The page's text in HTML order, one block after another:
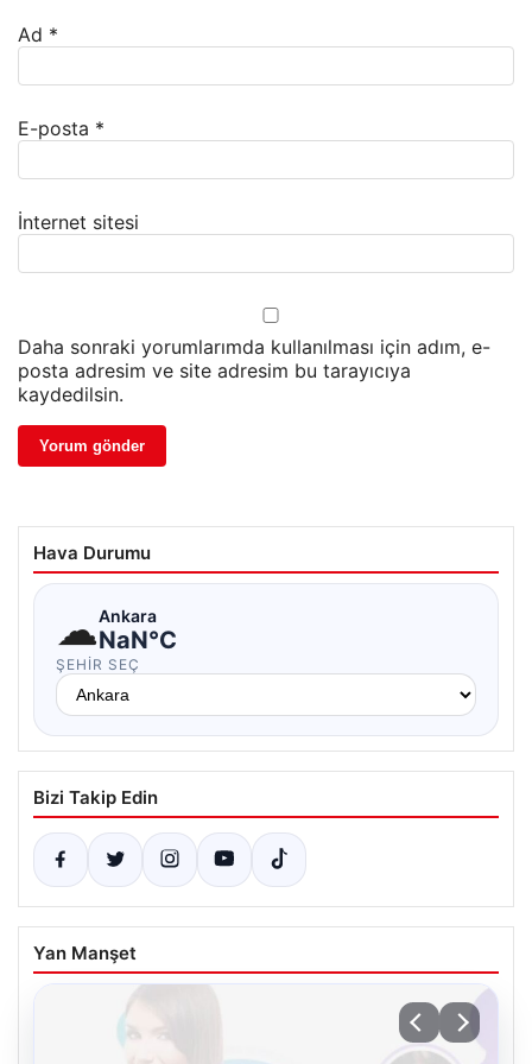
Ad *
E-posta *
İnternet sitesi
Daha sonraki yorumlarımda kullanılması için adım, e-
posta adresim ve site adresim bu tarayıcıya
kaydedilsin.
Hava Durumu
☁Ankara
NaN°C
ŞEHIR SEÇ
Bizi Takip Edin
Yan Manşet